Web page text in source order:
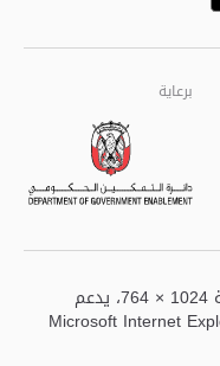
برعاية
أفضل عرض لهذا الموقع هو دقة الشاشة 1024 × 764، يدعم
Microsoft Internet